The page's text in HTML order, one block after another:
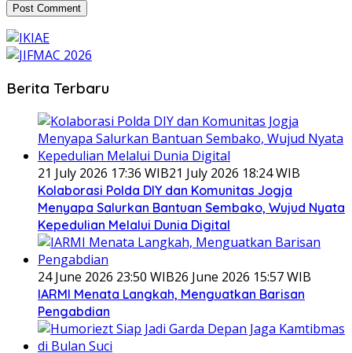
Berita Terbaru
21 July 2026 17:36 WIB21 July 2026 18:24 WIB
Kolaborasi Polda DIY dan Komunitas Jogja
Menyapa Salurkan Bantuan Sembako, Wujud Nyata
Kepedulian Melalui Dunia Digital
24 June 2026 23:50 WIB26 June 2026 15:57 WIB
IARMI Menata Langkah, Menguatkan Barisan
Pengabdian